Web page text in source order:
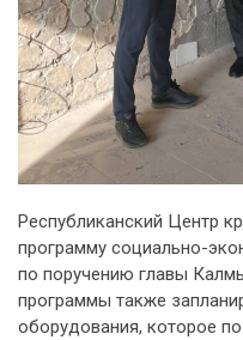
Республиканский Центр
программу социально-
по поручению главы
программы также
оборудования, которое